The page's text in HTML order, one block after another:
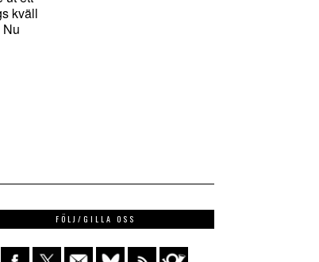
kväll
FÖLJ/GILLA OSS